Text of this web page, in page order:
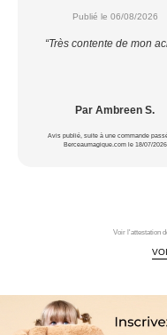
Publié le 06/08/2026
“Très contente de mon
Par Ambreen S.
Avis publié, suite à une commande
Berceaumagique.com le 18/07/2026
Voir l'attestation